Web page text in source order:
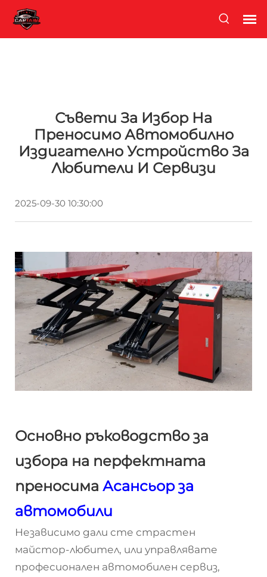
Съвети За Избор На
Преносимо Автомобилно
Издигателно Устройство За
Любители И Сервизи
2025-09-30 10:30:00
Основно ръководство за
избора на перфектната
преносима Асансьор за
автомобили
Независимо дали сте страстен
майстор-любител, или управлявате
професионален автомобилен сервиз,